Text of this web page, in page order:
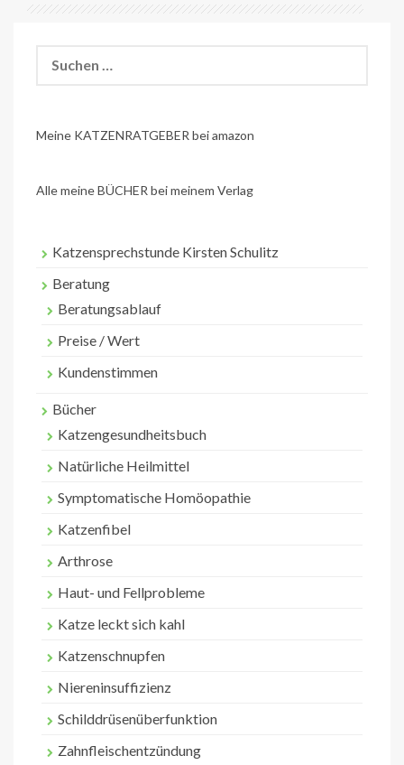
nach:
Meine KATZENRATGEBER bei amazon
Alle meine BÜCHER bei meinem Verlag
Katzensprechstunde Kirsten Schulitz
Beratung
Beratungsablauf
Preise / Wert
Kundenstimmen
Bücher
Katzengesundheitsbuch
Natürliche Heilmittel
Symptomatische Homöopathie
Katzenfibel
Arthrose
Haut- und Fellprobleme
Katze leckt sich kahl
Katzenschnupfen
Niereninsuffizienz
Schilddrüsenüberfunktion
Zahnfleischentzündung